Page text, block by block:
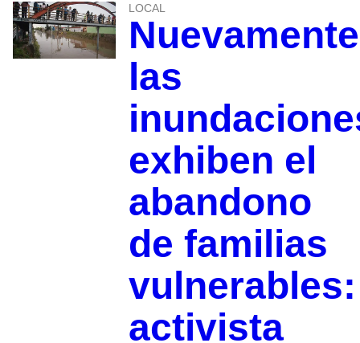
LOCAL
Nuevamente
las
exhiben el
abandono
de familias
vulnerables:
activista